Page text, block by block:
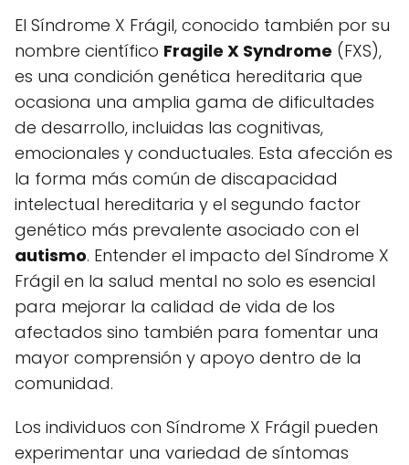
El Síndrome X Frágil, conocido también por su
nombre científico Fragile X Syndrome (FXS),
es una condición genética hereditaria que
ocasiona una amplia gama de dificultades
de desarrollo, incluidas las cognitivas,
emocionales y conductuales. Esta afección es
la forma más común de discapacidad
intelectual hereditaria y el segundo factor
genético más prevalente asociado con el
autismo. Entender el impacto del Síndrome X
Frágil en la salud mental no solo es esencial
para mejorar la calidad de vida de los
afectados sino también para fomentar una
mayor comprensión y apoyo dentro de la
comunidad.
Los individuos con Síndrome X Frágil pueden
experimentar una variedad de síntomas